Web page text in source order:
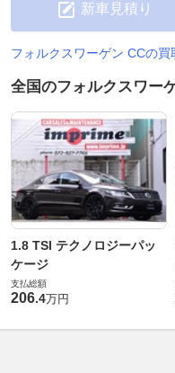
新車見積り
フォルクスワーゲン CCの
全国のフォルクスワー
1.8 TSI テクノロジーパッ
ケージ
支払総額
206.4万円